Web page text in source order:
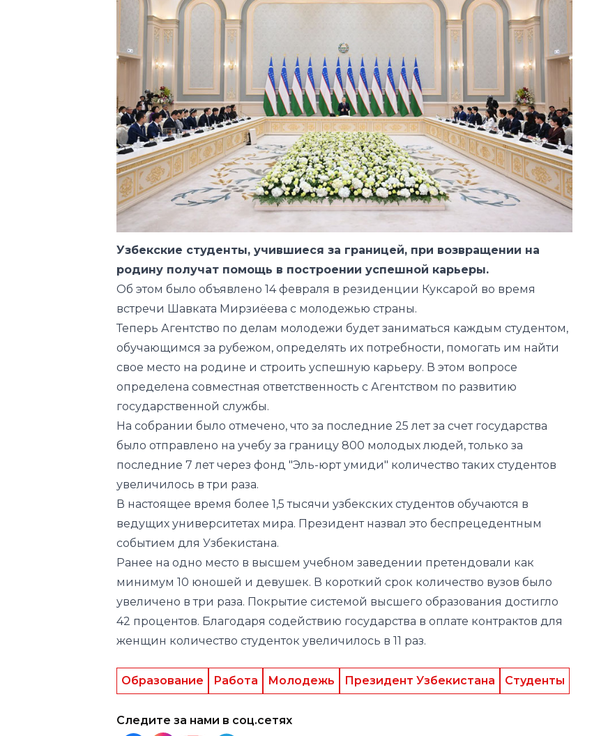
Узбекские студенты, учившиеся за границей, при возвращении на
родину получат помощь в построении успешной карьеры.
Об этом было объявлено 14 февраля в резиденции Куксарой во время
встречи Шавката Мирзиёева с молодежью страны.
Теперь Агентство по делам молодежи будет заниматься каждым студентом,
обучающимся за рубежом, определять их потребности, помогать им найти
свое место на родине и строить успешную карьеру. В этом вопросе
определена совместная ответственность с Агентством по развитию
государственной службы.
На собрании было отмечено, что за последние 25 лет за счет государства
было отправлено на учебу за границу 800 молодых людей, только за
последние 7 лет через фонд "Эль-юрт умиди" количество таких студентов
увеличилось в три раза.
В настоящее время более 1,5 тысячи узбекских студентов обучаются в
ведущих университетах мира. Президент назвал это беспрецедентным
событием для Узбекистана.
Ранее на одно место в высшем учебном заведении претендовали как
минимум 10 юношей и девушек. В короткий срок количество вузов было
увеличено в три раза. Покрытие системой высшего образования достигло
42 процентов. Благодаря содействию государства в оплате контрактов для
женщин количество студенток увеличилось в 11 раз.
Образование Работа Молодежь Президент Узбекистана Студенты
Следите за нами в соц.сетях